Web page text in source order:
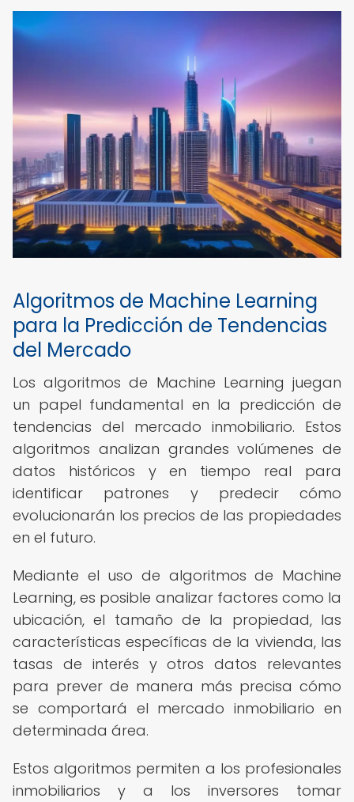
Algoritmos de Machine Learning
para la Predicción de Tendencias
del Mercado
Los algoritmos de Machine Learning juegan
un papel fundamental en la predicción de
tendencias del mercado inmobiliario. Estos
algoritmos analizan grandes volúmenes de
datos históricos y en tiempo real para
identificar patrones y predecir cómo
evolucionarán los precios de las propiedades
en el futuro.
Mediante el uso de algoritmos de Machine
Learning, es posible analizar factores como la
ubicación, el tamaño de la propiedad, las
características específicas de la vivienda, las
tasas de interés y otros datos relevantes
para prever de manera más precisa cómo
se comportará el mercado inmobiliario en
determinada área.
Estos algoritmos permiten a los profesionales
inmobiliarios y a los inversores tomar